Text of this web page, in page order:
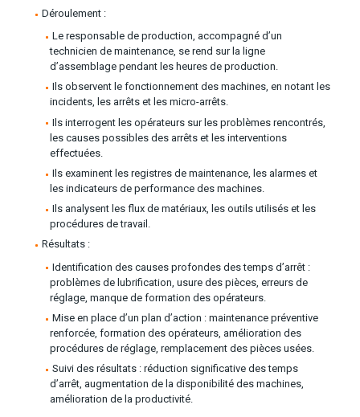
Déroulement :
Le responsable de production, accompagné d’un
technicien de maintenance, se rend sur la ligne
d’assemblage pendant les heures de production.
Ils observent le fonctionnement des machines, en notant les
incidents, les arrêts et les micro-arrêts.
Ils interrogent les opérateurs sur les problèmes rencontrés,
les causes possibles des arrêts et les interventions
effectuées.
Ils examinent les registres de maintenance, les alarmes et
les indicateurs de performance des machines.
Ils analysent les flux de matériaux, les outils utilisés et les
procédures de travail.
Résultats :
Identification des causes profondes des temps d’arrêt :
problèmes de lubrification, usure des pièces, erreurs de
réglage, manque de formation des opérateurs.
Mise en place d’un plan d’action : maintenance préventive
renforcée, formation des opérateurs, amélioration des
procédures de réglage, remplacement des pièces usées.
Suivi des résultats : réduction significative des temps
d’arrêt, augmentation de la disponibilité des machines,
amélioration de la productivité.